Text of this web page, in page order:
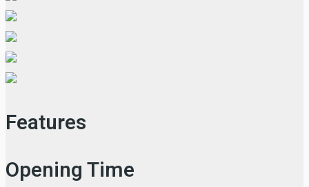
Features
Opening Time